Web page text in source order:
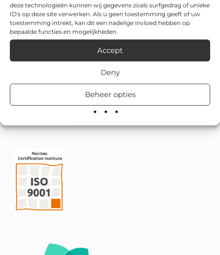
deze technologieën kunnen wij gegevens zoals surfgedrag of unieke
ID's op deze site verwerken. Als u geen toestemming geeft of uw
toestemming intrekt, kan dit een nadelige invloed hebben op
bepaalde functies en mogelijkheden.
Accept
Deny
Beheer opties